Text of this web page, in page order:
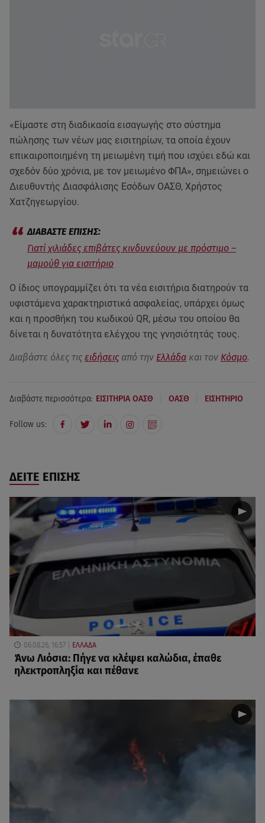
«Είμαστε στη διαδικασία εισαγωγής στο σύστημα
πώλησης των νέων μας εισιτηρίων, τα οποία έχουν
επικαιροποιημένη τη μειωμένη τιμή που ισχύει εδώ και
σχεδόν δύο χρόνια, με τον μειωμένο ΦΠΑ», σημειώνει ο
Διευθυντής Διασφάλισης Εσόδων ΟΑΣΘ, Χρήστος
Χατζηγεωργίου.
Γιατί χιλιάδες επιβάτες κινδυνεύουν με πρόστιμο –
μαμούθ για εισιτήριο
Ο ίδιος υπογραμμίζει ότι τα νέα εισιτήρια διατηρούν τα
υφιστάμενα χαρακτηριστικά ασφαλείας, υπάρχει όμως
και η προσθήκη του κωδικού QR, μέσω του οποίου θα
δίνεται η δυνατότητα ελέγχου της γνησιότητάς τους.
Διαβάστε όλες τις ειδήσεις από την Ελλάδα και τον Κόσμο.
Διαβάστε περισσότερα: ΕΙΣΙΤΗΡΙΑ ΟΑΣΘ ΟΑΣΘ ΕΙΣΗΤΗΡΙΟ
Follow us:
ΔΕΙΤΕ ΕΠΙΣΗΣ
06.08.26, 16:57 ΕΛΛΑΔΑ
Άνω Λιόσια: Πήγε να κλέψει καλώδια, έπαθε
ηλεκτροπληξία και πέθανε